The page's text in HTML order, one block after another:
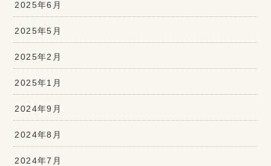
2025年6月
2025年5月
2025年2月
2025年1月
2024年9月
2024年8月
2024年7月